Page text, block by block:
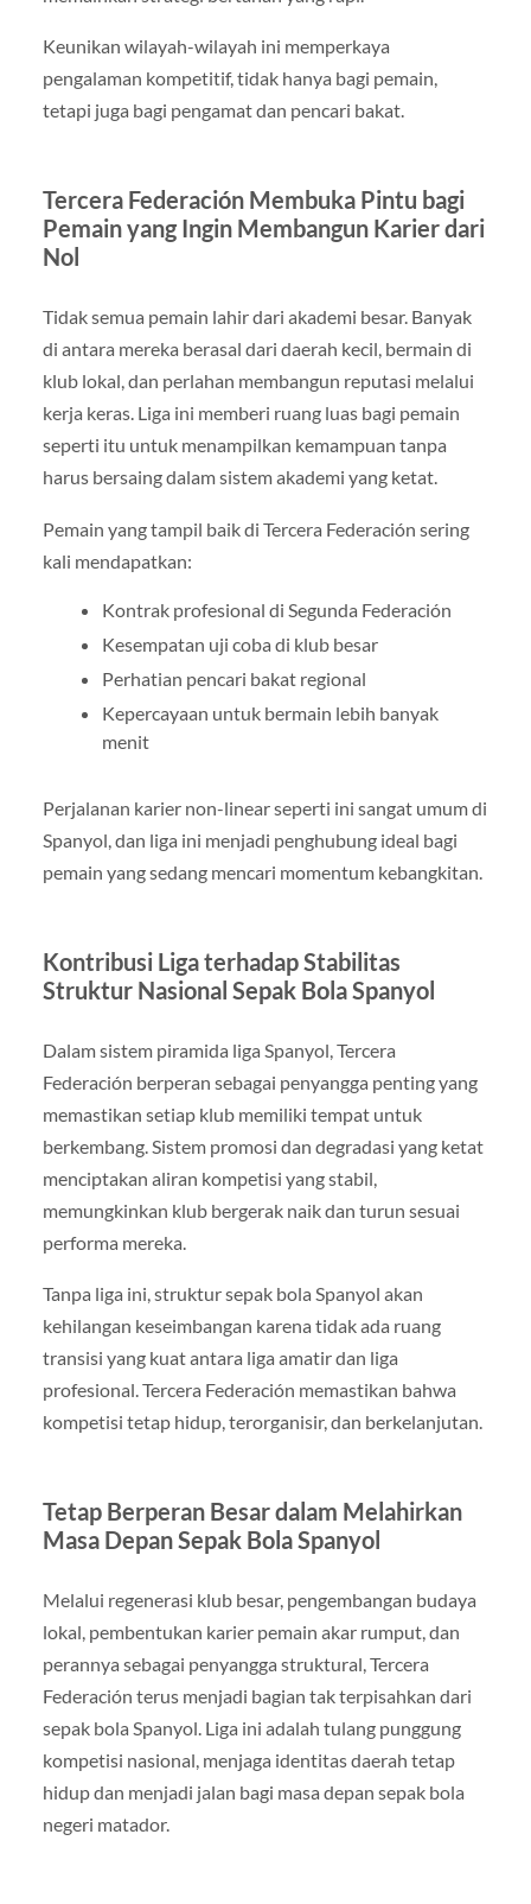
Keunikan wilayah-wilayah ini memperkaya
pengalaman kompetitif, tidak hanya bagi pemain,
tetapi juga bagi pengamat dan pencari bakat.
Tercera Federación Membuka Pintu bagi
Pemain yang Ingin Membangun Karier dari
Nol
Tidak semua pemain lahir dari akademi besar. Banyak
di antara mereka berasal dari daerah kecil, bermain di
klub lokal, dan perlahan membangun reputasi melalui
kerja keras. Liga ini memberi ruang luas bagi pemain
seperti itu untuk menampilkan kemampuan tanpa
harus bersaing dalam sistem akademi yang ketat.
Pemain yang tampil baik di Tercera Federación sering
kali mendapatkan:
Kontrak profesional di Segunda Federación
Kesempatan uji coba di klub besar
Perhatian pencari bakat regional
Kepercayaan untuk bermain lebih banyak
menit
Perjalanan karier non-linear seperti ini sangat umum di
Spanyol, dan liga ini menjadi penghubung ideal bagi
pemain yang sedang mencari momentum kebangkitan.
Kontribusi Liga terhadap Stabilitas
Struktur Nasional Sepak Bola Spanyol
Dalam sistem piramida liga Spanyol, Tercera
Federación berperan sebagai penyangga penting yang
memastikan setiap klub memiliki tempat untuk
berkembang. Sistem promosi dan degradasi yang ketat
menciptakan aliran kompetisi yang stabil,
memungkinkan klub bergerak naik dan turun sesuai
performa mereka.
Tanpa liga ini, struktur sepak bola Spanyol akan
kehilangan keseimbangan karena tidak ada ruang
transisi yang kuat antara liga amatir dan liga
profesional. Tercera Federación memastikan bahwa
kompetisi tetap hidup, terorganisir, dan berkelanjutan.
Tetap Berperan Besar dalam Melahirkan
Masa Depan Sepak Bola Spanyol
Melalui regenerasi klub besar, pengembangan budaya
lokal, pembentukan karier pemain akar rumput, dan
perannya sebagai penyangga struktural, Tercera
Federación terus menjadi bagian tak terpisahkan dari
sepak bola Spanyol. Liga ini adalah tulang punggung
kompetisi nasional, menjaga identitas daerah tetap
hidup dan menjadi jalan bagi masa depan sepak bola
negeri matador.